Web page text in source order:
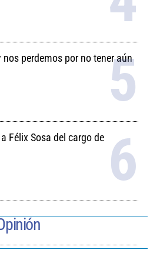
perdemos por no tener aún
Félix Sosa del cargo de